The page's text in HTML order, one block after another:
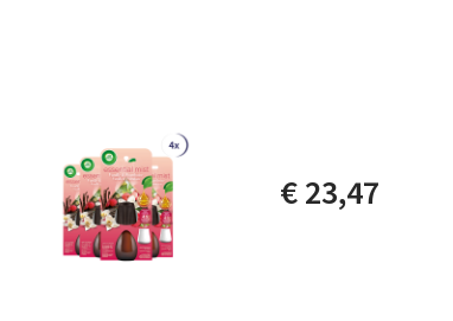
€ 23,47